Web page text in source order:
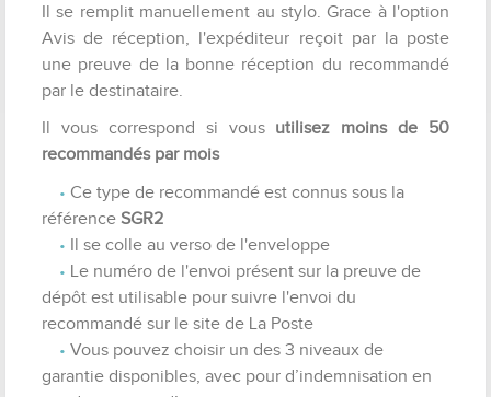
Il se remplit manuellement au stylo. Grace à l'option
Avis de réception, l'expéditeur reçoit par la poste
une preuve de la bonne réception du recommandé
par le destinataire.
Il vous correspond si vousutilisez moins de 50
recommandés par mois
Ce type de recommandé est connus sous la
référence SGR2
Il se colle au verso de l'enveloppe
Le numéro de l'envoi présent sur la preuve de
dépôt est utilisable pour suivre l'envoi du
recommandé sur le site de La Poste
Vous pouvez choisir un des 3 niveaux de
garantie disponibles, avec pour d’indemnisation en